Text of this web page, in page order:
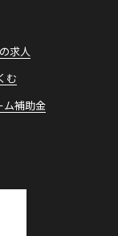
求⼈
む
ム補助⾦